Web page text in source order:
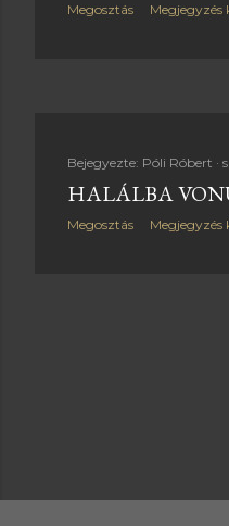
Megosztás Megjegyzés
Bejegyezte: Póli Róbert
HALÁLBA
Megosztás Megjegyzés